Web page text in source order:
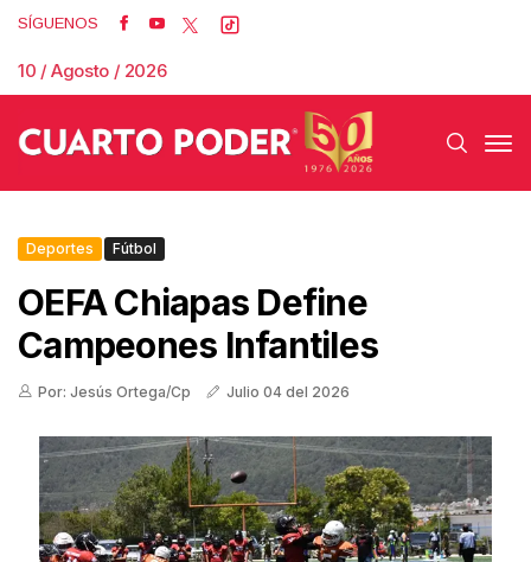
SÍGUENOS
10 / Agosto / 2026
Deportes Fútbol
OEFA Chiapas Define
Campeones Infantiles
Por: Jesús Ortega/Cp Julio 04 del 2026